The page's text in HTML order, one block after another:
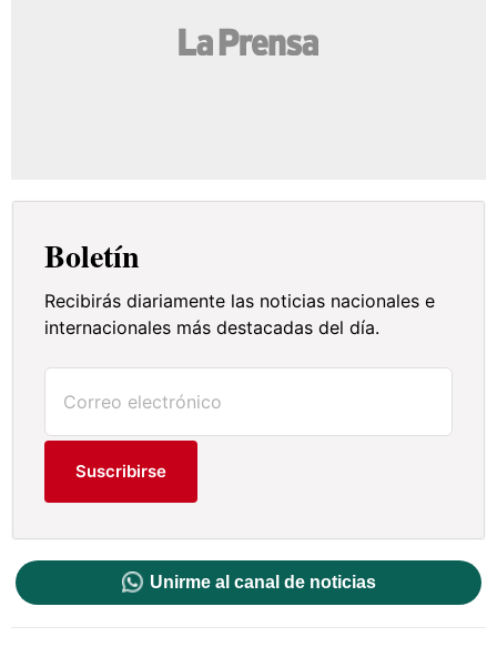
Boletín
Recibirás diariamente las noticias nacionales e
internacionales más destacadas del día.
Suscribirse
Unirme al canal de noticias